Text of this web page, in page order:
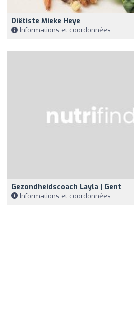
Diëtiste Mieke Heye
Informations et coordonnées
Gezondheidscoach Layla | Gent
Informations et coordonnées